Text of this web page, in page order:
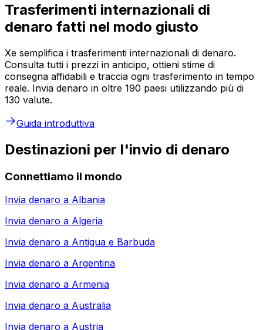
Trasferimenti internazionali di
denaro fatti nel modo giusto
Xe semplifica i trasferimenti internazionali di denaro.
Consulta tutti i prezzi in anticipo, ottieni stime di
consegna affidabili e traccia ogni trasferimento in tempo
reale. Invia denaro in oltre 190 paesi utilizzando più di
130 valute.
Guida introduttiva
Destinazioni per l'invio di denaro
Connettiamo il mondo
Invia denaro a Albania
Invia denaro a Algeria
Invia denaro a Antigua e Barbuda
Invia denaro a Argentina
Invia denaro a Armenia
Invia denaro a Australia
Invia denaro a Austria